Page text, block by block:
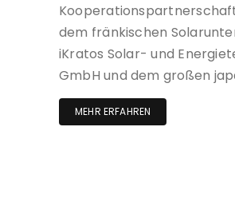
dem fränkischen
iKratos Solar- und
GmbH und dem großen
MEHR ERFAHREN